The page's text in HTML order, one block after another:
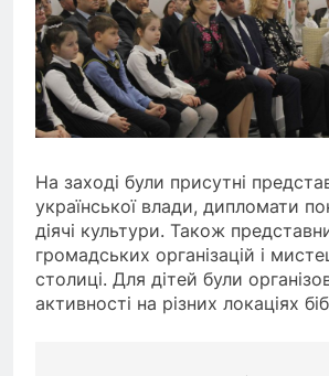
На заході були присутні
української влади, дипломати
діячі культури. Також
громадських організацій і
столиці. Для дітей були
активності на різних локаціях